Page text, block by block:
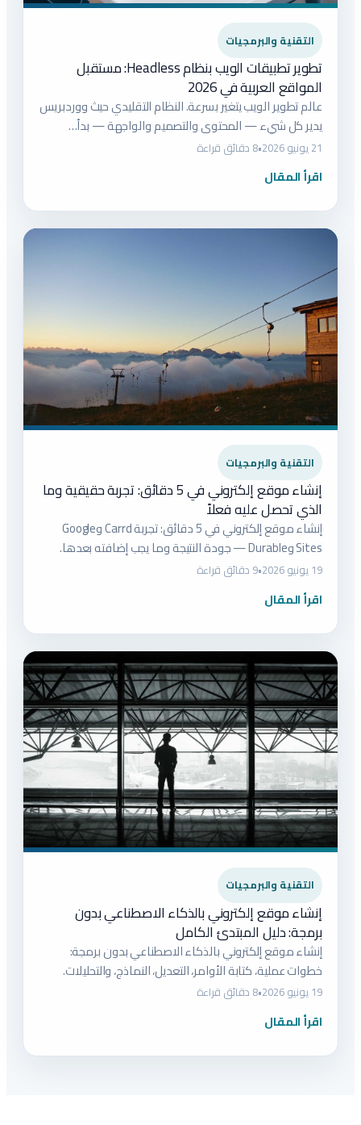
التقنية والبرمجيات
تطوير تطبيقات الويب بنظام Headless: مستقبل
المواقع العربية في 2026
عالم تطوير الويب يتغير بسرعة. النظام التقليدي حيث ووردبريس
يدير كل شيء — المحتوى والتصميم والواجهة — بدأ…
21 يونيو 2026 •8 دقائق قراءة
اقرأ المقال
التقنية والبرمجيات
إنشاء موقع إلكتروني في 5 دقائق: تجربة حقيقية وما
الذي تحصل عليه فعلاً
إنشاء موقع إلكتروني في 5 دقائق: تجربة Carrd وGoogle
Sites وDurable — جودة النتيجة وما يجب إضافته بعدها.
19 يونيو 2026 •9 دقائق قراءة
اقرأ المقال
التقنية والبرمجيات
إنشاء موقع إلكتروني بالذكاء الاصطناعي بدون
برمجة: دليل المبتدئ الكامل
إنشاء موقع إلكتروني بالذكاء الاصطناعي بدون برمجة:
خطوات عملية، كتابة الأوامر، التعديل، النماذج، والتحليلات.
19 يونيو 2026 •8 دقائق قراءة
اقرأ المقال